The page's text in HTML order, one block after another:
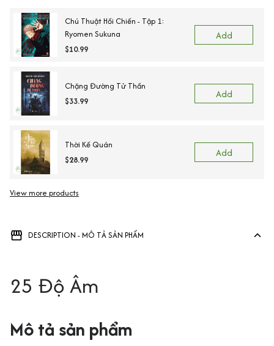
Chú Thuật Hồi Chiến - Tập 1:
Ryomen Sukuna
$10.99
Add
Chặng Đường Tử Thần
$33.99
Add
Thời Kế Quán
$28.99
Add
View more products
DESCRIPTION - MÔ TẢ SẢN PHẨM
25 Độ Âm
Mô tả sản phẩm